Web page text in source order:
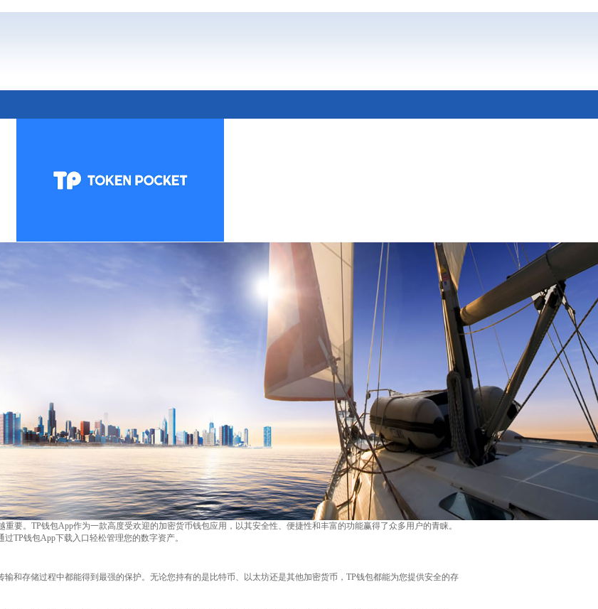
要。TP钱包App作为一款高度受欢迎的加密货币钱包应用，以其安全性、便捷性和丰富的功能赢得了众多用户的青睐。
TP钱包App下载入口轻松管理您的数字资产。
和存储过程中都能得到最强的保护。无论您持有的是比特币、以太坊还是其他加密货币，TP钱包都能为您提供安全的存